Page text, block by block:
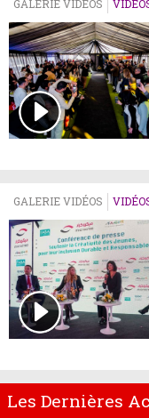
GALERIE VIDÉOS
GALERIE VIDÉOS
Les Dernières